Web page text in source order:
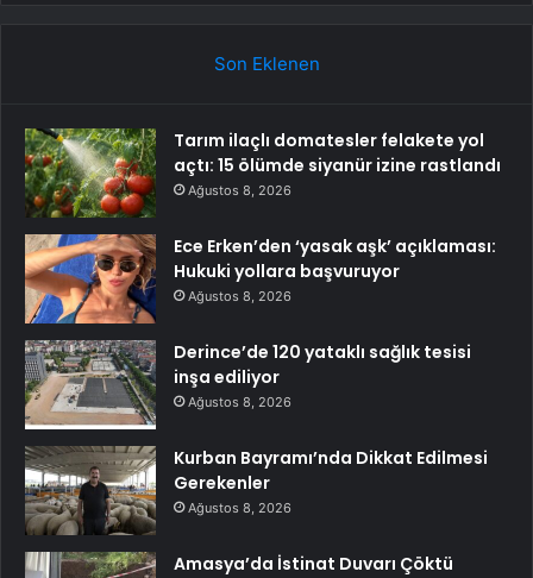
Son Eklenen
Tarım ilaçlı domatesler felakete yol
açtı: 15 ölümde siyanür izine rastlandı
Ağustos 8, 2026
Ece Erken’den ‘yasak aşk’ açıklaması:
Hukuki yollara başvuruyor
Ağustos 8, 2026
Derince’de 120 yataklı sağlık tesisi
inşa ediliyor
Ağustos 8, 2026
Kurban Bayramı’nda Dikkat Edilmesi
Gerekenler
Ağustos 8, 2026
Amasya’da İstinat Duvarı Çöktü